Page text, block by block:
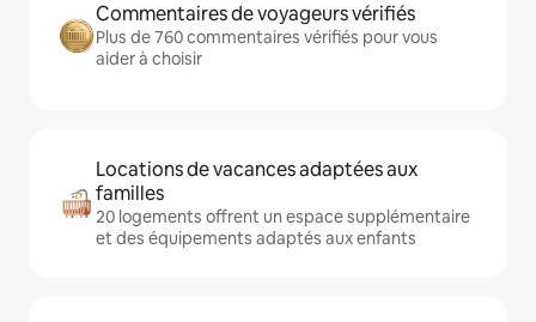
Commentaires de voyageurs vérifiés
Plus de 760 commentaires vérifiés pour vous
aider à choisir
Locations de vacances adaptées aux
familles
20 logements offrent un espace supplémentaire
et des équipements adaptés aux enfants